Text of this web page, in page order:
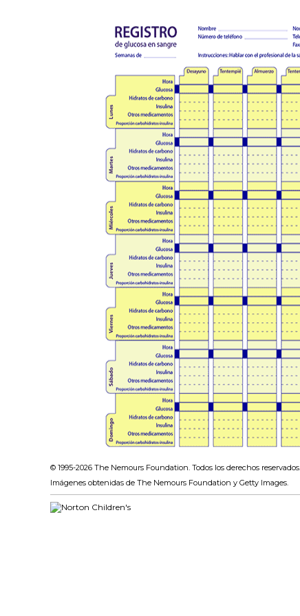
© 1995-2026 The Nemours Foundation. Todos los derechos reservados.
Imágenes obtenidas de The Nemours Foundation y Getty Images.